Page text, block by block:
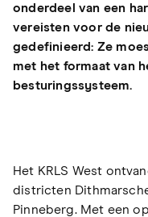
onderdeel van een
vereisten voor de
gedefinieerd: Ze
met het formaat van
besturingssysteem.
Het KRLS West
districten
Pinneberg. Met een